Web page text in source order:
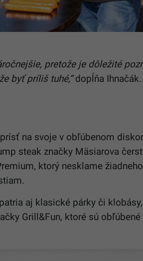
pretože je dôležité
byť príliš tuhé,“dopĺňa Ihnačák.
na svoje v obľúbenom
steak značky Mäsiarova
ktorý nesklame
aj klasické párky či
Grill&Fun, ktoré sú